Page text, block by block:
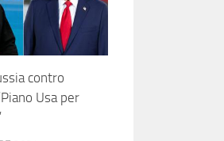
contro
Usa per